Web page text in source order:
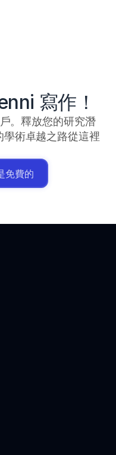
寫作！
。釋放您的研究潛
術卓越之路從這裡
免費的